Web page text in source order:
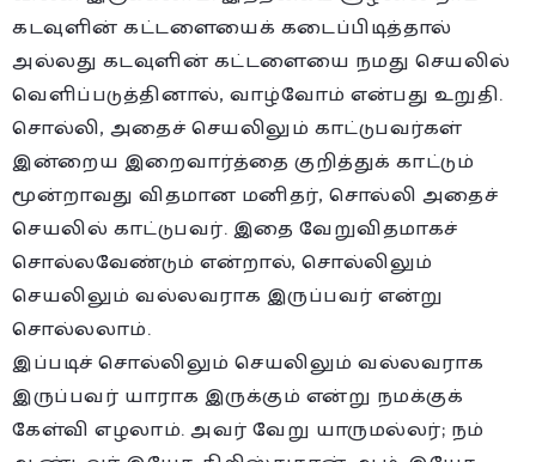
கடவுளின் கட்டளையைக் கடைப்பிடித்தால்
அல்லது கடவுளின் கட்டளையை நமது செயலில்
வெளிப்படுத்தினால், வாழ்வோம் என்பது உறுதி.
சொல்லி, அதைச் செயலிலும் காட்டுபவர்கள்
இன்றைய இறைவார்த்தை குறித்துக் காட்டும்
மூன்றாவது விதமான மனிதர், சொல்லி அதைச்
செயலில் காட்டுபவர். இதை வேறுவிதமாகச்
சொல்லவேண்டும் என்றால், சொல்லிலும்
செயலிலும் வல்லவராக இருப்பவர் என்று
சொல்லலாம்.
இப்படிச் சொல்லிலும் செயலிலும் வல்லவராக
இருப்பவர் யாராக இருக்கும் என்று நமக்குக்
கேள்வி எழலாம். அவர் வேறு யாருமல்லர்; நம்